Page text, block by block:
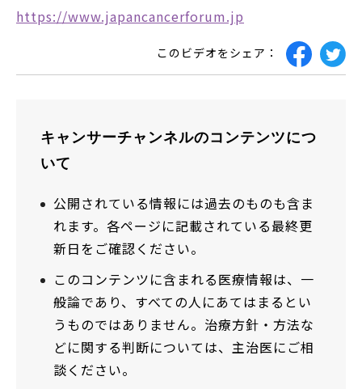
https://www.japancancerforum.jp
このビデオをシェア：
キャンサーチャンネルのコンテンツにつ
いて
公開されている情報には過去のものも含ま
れます。各ページに記載されている最終更
新日をご確認ください。
このコンテンツに含まれる医療情報は、一
般論であり、すべての人にあてはまるとい
うものではありません。治療方針・方法な
どに関する判断については、主治医にご相
談ください。